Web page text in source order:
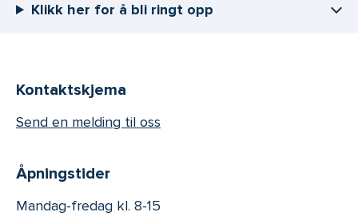
Klikk her for å bli ringt opp
Kontaktskjema
Send en melding til oss
Åpningstider
Mandag-fredag kl. 8-15